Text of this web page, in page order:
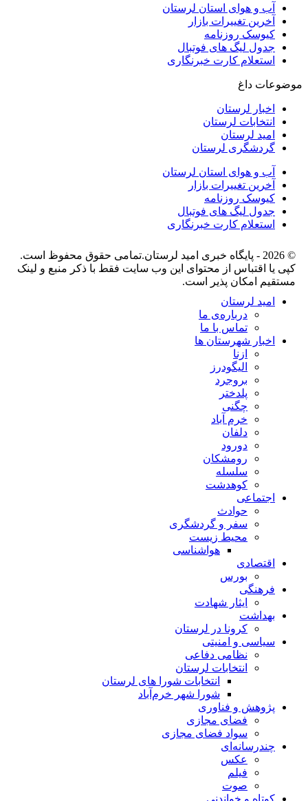
آب و هوای استان لرستان
آخرین تغییرات بازار
کیوسک روزنامه
جدول لیگ های فوتبال
استعلام کارت خبرنگاری
موضوعات داغ
اخبار لرستان
انتخابات لرستان
امید لرستان
گردشگری لرستان
آب و هوای استان لرستان
آخرین تغییرات بازار
کیوسک روزنامه
جدول لیگ های فوتبال
استعلام کارت خبرنگاری
© 2026 - پایگاه خبری اميد لرستان.تمامی حقوق محفوظ است.
کپی یا اقتباس از محتوای این وب سایت فقط با ذکر منبع و لینک
مستقیم امکان پذیر است.
امید لرستان
درباره‌ی ما
تماس با ما
اخبار شهرستان ها
ازنا
الیگودرز
بروجرد
پلدختر
چگنی
خرم آباد
دلفان
دورود
رومشکان
سلسله
کوهدشت
اجتماعی
حوادث
سفر و گردشگری
محیط زیست
هواشناسی
اقتصادی
بورس
فرهنگی
ایثار شهادت
بهداشت
کرونا در لرستان
سیاسی و امنیتی
نظامی دفاعی
انتخابات لرستان
انتخابات شورا های لرستان
شورا شهر خرم‌آباد
پژوهش و فناوری
فضای مجازی
سواد فضای مجازی
چندرسانه‌ای
عكس
فیلم
صوت
کوتاه و خواندنی